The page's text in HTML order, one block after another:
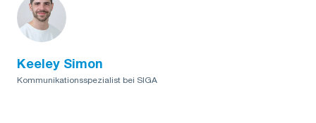
Keeley Simon
Kommunikationsspezialist bei SIGA